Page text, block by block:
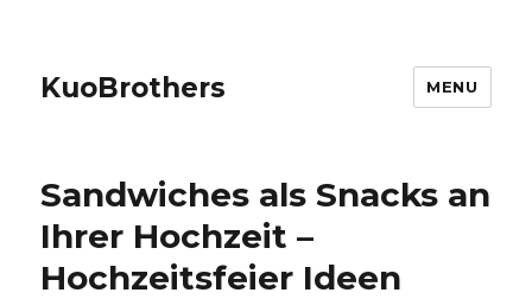
KuoBrothers MENU
Sandwiches als Snacks an
Ihrer Hochzeit –
Hochzeitsfeier Ideen